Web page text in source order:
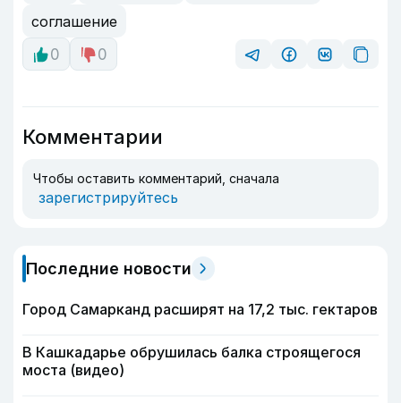
соглашение
0
0
Комментарии
Чтобы оставить комментарий, сначала
зарегистрируйтесь
Последние новости
Город Самарканд расширят на 17,2 тыс. гектаров
В Кашкадарье обрушилась балка строящегося
моста (видео)